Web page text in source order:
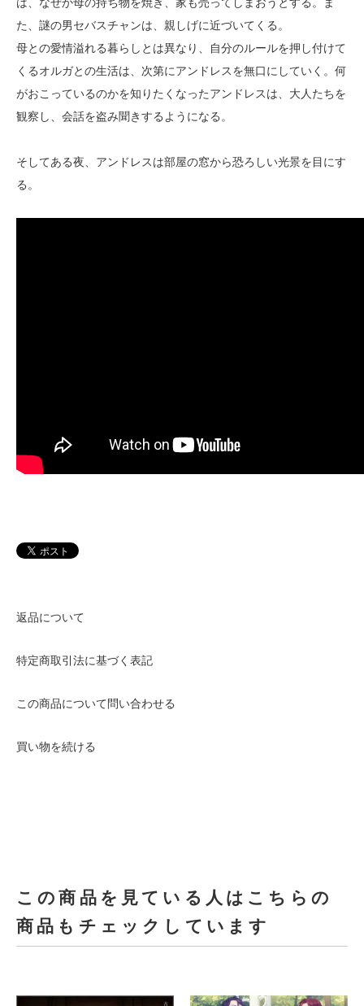
た、謎の男セバスチャンは、親しげに近づいてくる。
母との愛情溢れる暮らしとは異なり、自分のルールを押し付けて
くるオルガとの生活は、次第にアンドレスを無口にしていく。何
がおこっているのかを知りたくなったアンドレスは、大人たちを
観察し、会話を盗み聞きするようになる。
そしてある夜、アンドレスは部屋の窓から恐ろしい光景を目にす
る。
返品について
特定商取引法に基づく表記
この商品について問い合わせる
買い物を続ける
この商品を見ている人はこちらの
商品もチェックしています